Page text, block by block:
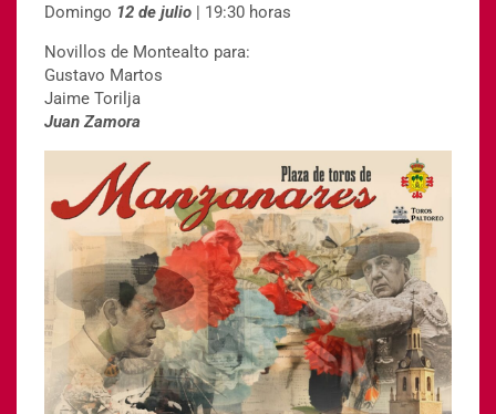
Domingo 12 de julio | 19:30 horas
Novillos de Montealto para:
Gustavo Martos
Jaime Torilja
Juan Zamora